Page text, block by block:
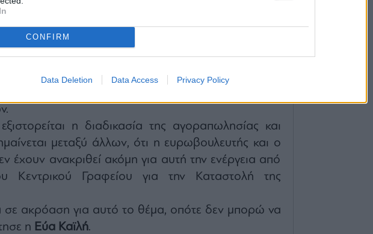
CONFIRM
Data Deletion Data Access Privacy Policy
σημειώνεται, οι Βέλγοι αστυνομικοί από το
για την Καταστολή της Διαφθοράς υποπτεύονται
Τζόρτζι
για να ξεπλύνει μέρος των μετρητών που
το Μαρόκο και τη Μαυριτανία, με αντάλλαγμα
εξιστορείται η διαδικασία της αγοραπωλησίας και
μεταξύ άλλων, ότι η ευρωβουλευτής και ο
έχουν ανακριθεί ακόμη για αυτή την ενέργεια από
Κεντρικού Γραφείου για την Καταστολή της
σε ακρόαση για αυτό το θέμα, οπότε δεν μπορώ να
η Εύα Καϊλή.